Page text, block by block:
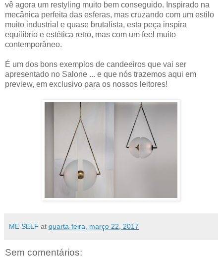
vê agora um restyling muito bem conseguido. Inspirado na
mecânica perfeita das esferas, mas cruzando com um estilo
muito industrial e quase brutalista, esta peça inspira
equilíbrio e estética retro, mas com um feel muito
contemporâneo.
É um dos bons exemplos de candeeiros que vai ser
apresentado no Salone ... e que nós trazemos aqui em
preview, em exclusivo para os nossos leitores!
ME SELF at quarta-feira, março 22, 2017
Sem comentários: